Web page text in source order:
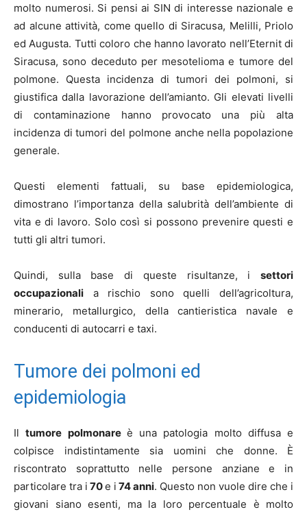
molto numerosi. Si pensi ai SIN di interesse nazionale e
ad alcune attività, come quello di Siracusa, Melilli, Priolo
ed Augusta. Tutti coloro che hanno lavorato nell’Eternit di
Siracusa, sono deceduto per mesotelioma e tumore del
polmone. Questa incidenza di tumori dei polmoni, si
giustifica dalla lavorazione dell’amianto. Gli elevati livelli
di contaminazione hanno provocato una più alta
incidenza di tumori del polmone anche nella popolazione
generale.
Questi elementi fattuali, su base epidemiologica,
dimostrano l’importanza della salubrità dell’ambiente di
vita e di lavoro. Solo così si possono prevenire questi e
tutti gli altri tumori.
Quindi, sulla base di queste risultanze, i settori
occupazionali a rischio sono quelli dell’agricoltura,
minerario, metallurgico, della cantieristica navale e
conducenti di autocarri e taxi.
Tumore dei polmoni ed
epidemiologia
Iltumore polmonare è una patologia molto diffusa e
colpisce indistintamente sia uomini che donne. È
riscontrato soprattutto nelle persone anziane e in
particolare tra i 70e i 74 anni. Questo non vuole dire che i
giovani siano esenti, ma la loro percentuale è molto